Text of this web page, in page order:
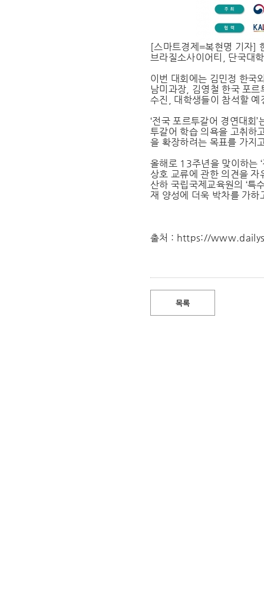
[스마트경제=복현명 기자]
브라질소사이어티, 단국대
이번 대회에는 김민정 한국
남미과장, 김영철 한국 포
수진, 대학생들이 참석할 예
‘전국 포르투갈어 경연대회
투갈어 학습 의욕을 고취하
을 확장하려는 목표를 가지
올해로 13주년을 맞이하는
상호 교류에 관한 의견을
산하 국립국제교육원의 ‘특
재 양성에 더욱 박차를 가하
출처 : https://
목록